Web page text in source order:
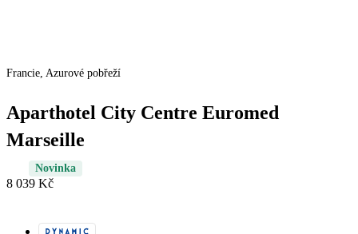
Francie, Azurové pobřeží
Aparthotel City Centre Euromed
Marseille
Novinka
8 039 Kč